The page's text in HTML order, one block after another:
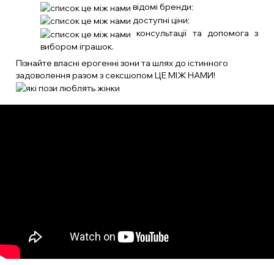
відомі бренди;
доступні ціни;
консультації та допомога з
вибором іграшок.
Пізнайте власні ерогенні зони та шлях до істинного
задоволення разом з сексшопом ЦЕ МІЖ НАМИ!